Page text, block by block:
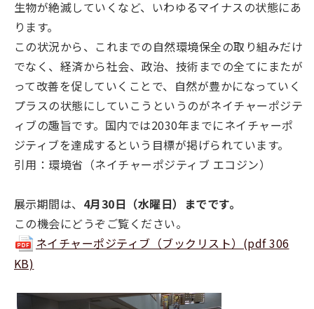
生物が絶滅していくなど、いわゆるマイナスの状態にあ
ります。
この状況から、これまでの自然環境保全の取り組みだけ
でなく、経済から社会、政治、技術までの全てにまたが
って改善を促していくことで、自然が豊かになっていく
プラスの状態にしていこうというのがネイチャーポジテ
ィブの趣旨です。国内では2030年までにネイチャーポ
ジティブを達成するという目標が掲げられています。
引用：環境省（ネイチャーポジティブ エコジン）
展示期間は、 4月30日（水曜日）までです。
この機会にどうぞご覧ください。
ネイチャーポジティブ（ブックリスト）(pdf 306
KB)